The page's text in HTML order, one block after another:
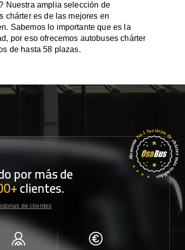
Nuestra amplia selección de
chárter es de las mejores en
Sabemos lo importante que es la
por eso ofrecemos autobuses chárter
de hasta 58 plazas.
por más de
clientes.
de clientes